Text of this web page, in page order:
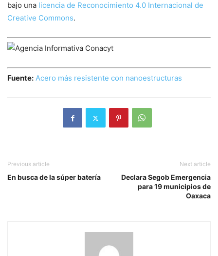
bajo una licencia de Reconocimiento 4.0 Internacional de
Creative Commons.
Fuente: Acero más resistente con nanoestructuras
Previous article
En busca de la súper batería
Next article
Declara Segob Emergencia
para 19 municipios de
Oaxaca